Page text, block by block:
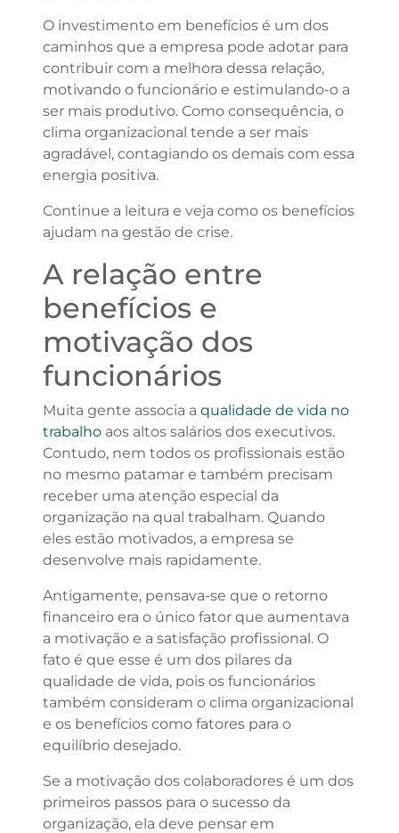
O investimento em benefícios é um dos
caminhos que a empresa pode adotar para
contribuir com a melhora dessa relação,
motivando o funcionário e estimulando-o a
ser mais produtivo. Como consequência, o
clima organizacional tende a ser mais
agradável, contagiando os demais com essa
energia positiva.
Continue a leitura e veja como os benefícios
ajudam na gestão de crise.
A relação entre
benefícios e
motivação dos
funcionários
Muita gente associa a qualidade de vida no
trabalhoaos altos salários dos executivos.
Contudo, nem todos os profissionais estão
no mesmo patamar e também precisam
receber uma atenção especial da
organização na qual trabalham. Quando
eles estão motivados, a empresa se
desenvolve mais rapidamente.
Antigamente, pensava-se que o retorno
financeiro era o único fator que aumentava
a motivação e a satisfação profissional. O
fato é que esse é um dos pilares da
qualidade de vida, pois os funcionários
também consideram o clima organizacional
e os benefícios como fatores para o
equilíbrio desejado.
Se a motivação dos colaboradores é um dos
primeiros passos para o sucesso da
organização, ela deve pensar em